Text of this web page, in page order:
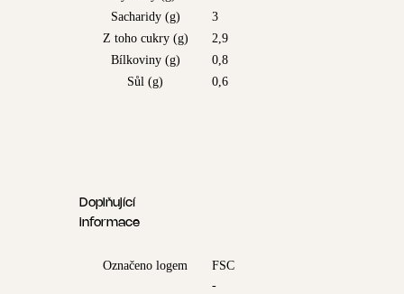
Sacharidy (g)
3
Z toho cukry (g)
2,9
Bílkoviny (g)
0,8
Sůl (g)
0,6
Doplňující
informace
Označeno logem
FSC
-